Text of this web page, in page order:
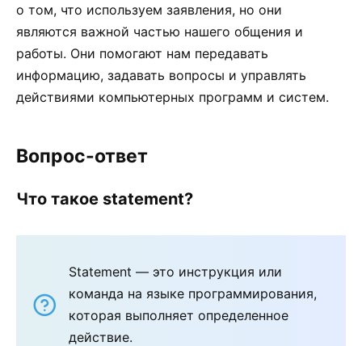
о том, что используем заявления, но они
являются важной частью нашего общения и
работы. Они помогают нам передавать
информацию, задавать вопросы и управлять
действиями компьютерных программ и систем.
Вопрос-ответ
Что такое statement?
Statement — это инструкция или
команда на языке программирования,
которая выполняет определенное
действие.